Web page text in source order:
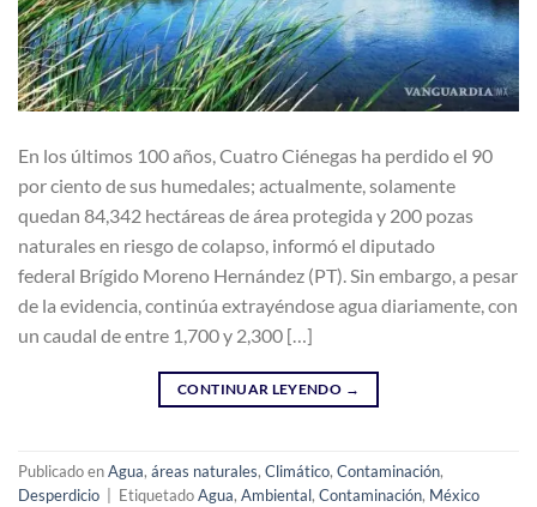
En los últimos 100 años, Cuatro Ciénegas ha perdido el 90
por ciento de sus humedales; actualmente, solamente
quedan 84,342 hectáreas de área protegida y 200 pozas
naturales en riesgo de colapso, informó el diputado
federal Brígido Moreno Hernández (PT). Sin embargo, a pesar
de la evidencia, continúa extrayéndose agua diariamente, con
un caudal de entre 1,700 y 2,300 […]
CONTINUAR LEYENDO →
Publicado enAgua, áreas naturales, Climático, Contaminación,
Desperdicio
EtiquetadoAgua, Ambiental, Contaminación, México